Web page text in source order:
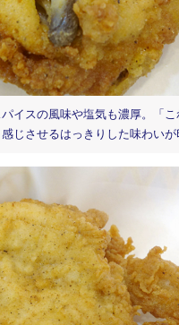
イスの風味や塩気も濃厚。「こ
じさせるはっきりした味わいが